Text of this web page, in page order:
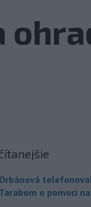
Orbánová
Tarabom o pomoci